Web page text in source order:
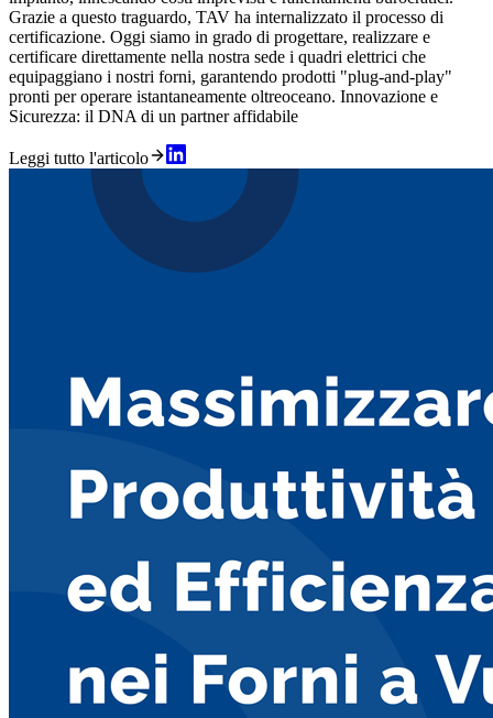
Grazie a questo traguardo, TAV ha internalizzato il processo di
certificazione. Oggi siamo in grado di progettare, realizzare e
certificare direttamente nella nostra sede i quadri elettrici che
equipaggiano i nostri forni, garantendo prodotti "plug-and-play"
pronti per operare istantaneamente oltreoceano. Innovazione e
Sicurezza: il DNA di un partner affidabile
Leggi tutto l'articolo